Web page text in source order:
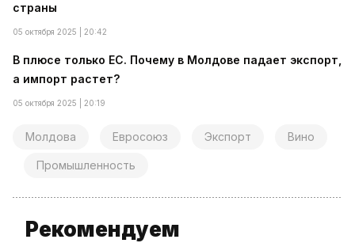
страны
05 октября 2025 | 20:42
В плюсе только ЕС. Почему в Молдове падает экспорт,
а импорт растет?
05 октября 2025 | 20:19
Молдова Евросоюз Экспорт Вино
Промышленность
Рекомендуем